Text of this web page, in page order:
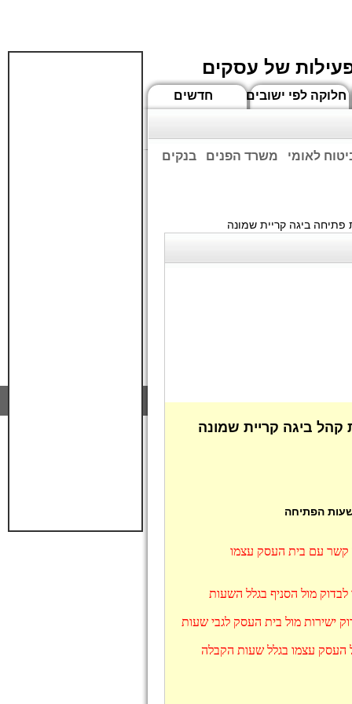
של עסקים
חדשים חלוקה לפי ישובים
בנקים משרד הפנים לאומי
פתיחה ביגה קריית שמונה
ביגה קריית שמונה
הפתיחה
קשר עם בית העסק עצמו
מול הסניף בגלל השעות
ישירות מול בית העסק לגבי שעות
העסק עצמו בגלל שעות הקבלה